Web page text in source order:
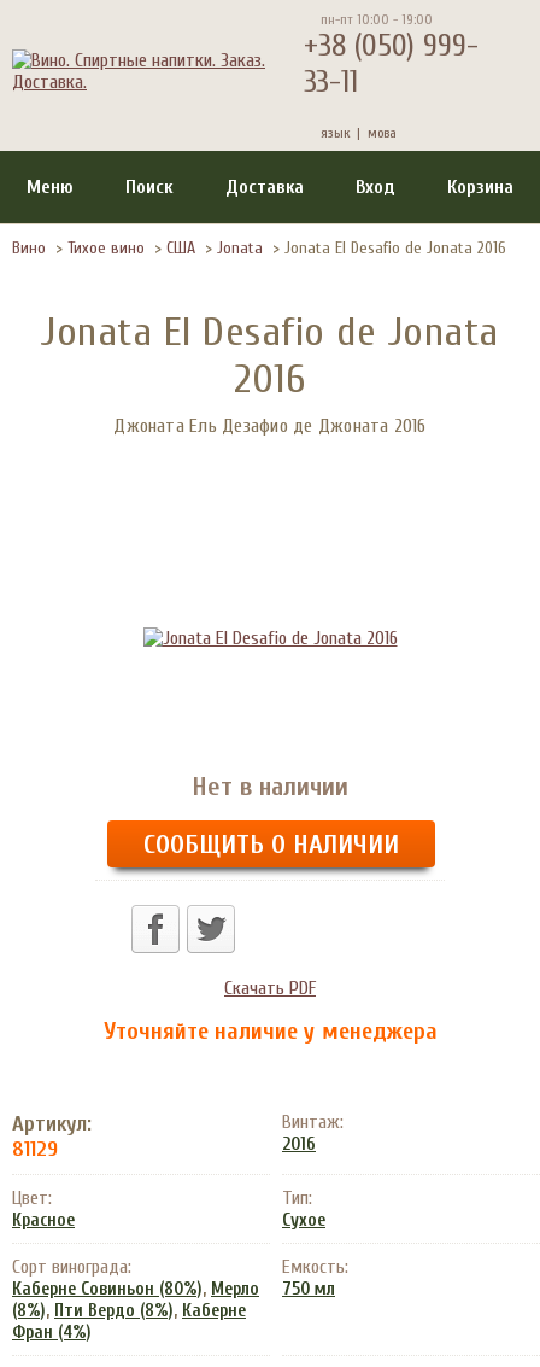
пн-пт 10:00 - 19:00
+38 (050) 999-
33-11
язык | мова
Меню Поиск Доставка Вход Корзина
Вино > Тихое вино > США > Jonata > Jonata El Desafio de Jonata 2016
Jonata El Desafio de Jonata
2016
Джоната Ель Дезафио де Джоната 2016
Нет в наличии
СООБЩИТЬ О НАЛИЧИИ
Скачать PDF
Уточняйте наличие у менеджера
Артикул:
81129
Винтаж:
2016
Цвет:
Красное
Тип:
Сухое
Сорт винограда:
Каберне Совиньон (80%), Мерло
(8%), Пти Вердо (8%), Каберне
Фран (4%)
Емкость:
750 мл